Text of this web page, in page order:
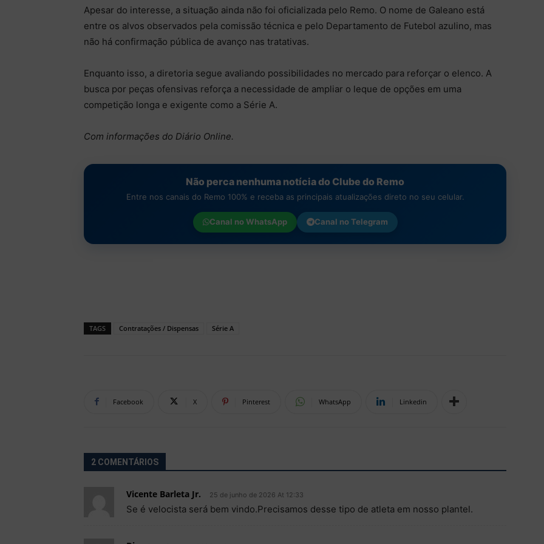
Apesar do interesse, a situação ainda não foi oficializada pelo Remo. O nome de Galeano está
entre os alvos observados pela comissão técnica e pelo Departamento de Futebol azulino, mas
não há confirmação pública de avanço nas tratativas.
Enquanto isso, a diretoria segue avaliando possibilidades no mercado para reforçar o elenco. A
busca por peças ofensivas reforça a necessidade de ampliar o leque de opções em uma
competição longa e exigente como a Série A.
Com informações do Diário Online.
Não perca nenhuma notícia do Clube do Remo
Entre nos canais do Remo 100% e receba as principais atualizações direto no seu celular.
Canal noWhatsApp Canal noTelegram
TAGS Contratações / Dispensas Série A
Facebook X Pinterest WhatsApp Linkedin
2 COMENTÁRIOS
Vicente Barleta Jr. 25 de junho de 2026 At 12:33
Se é velocista será bem vindo.Precisamos desse tipo de atleta em nosso plantel.